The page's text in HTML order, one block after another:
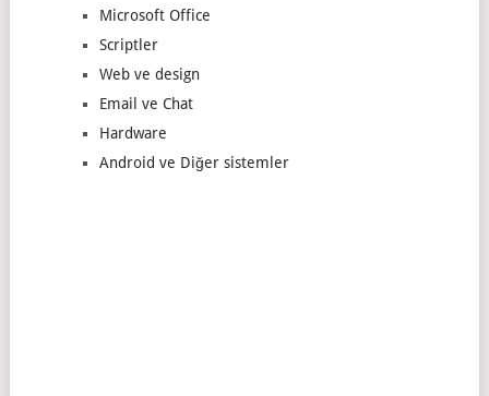
Microsoft Office
Scriptler
Web ve design
Email ve Chat
Hardware
Android ve Diğer sistemler